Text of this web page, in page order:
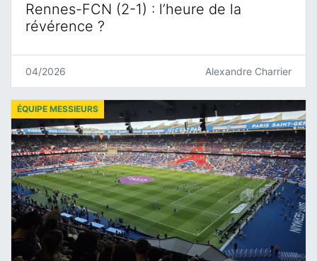
Rennes-FCN (2-1) : l’heure de la
révérence ?
04/2026 Alexandre Charrier
ÉQUIPE MESSIEURS